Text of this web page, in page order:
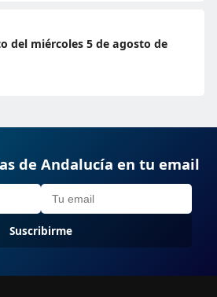
del miércoles 5 de agosto de
de Andalucía en tu email
Suscribirme